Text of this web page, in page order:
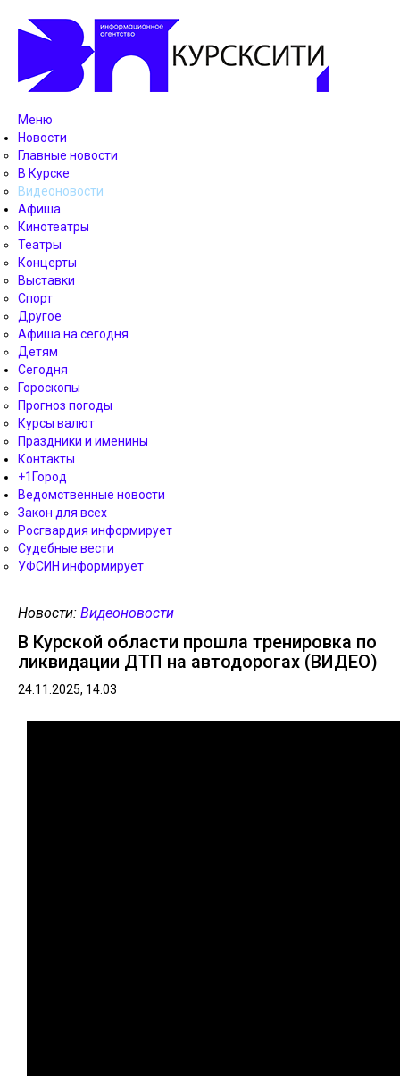
Меню
Новости
Главные новости
В Курске
Видеоновости
Афиша
Кинотеатры
Театры
Концерты
Выставки
Спорт
Другое
Афиша на сегодня
Детям
Сегодня
Гороскопы
Прогноз погоды
Курсы валют
Праздники и именины
Контакты
+1Город
Ведомственные новости
Закон для всех
Росгвардия информирует
Судебные вести
УФСИН информирует
Новости: Видеоновости
В Курской области прошла тренировка по
ликвидации ДТП на автодорогах (ВИДЕО)
24.11.2025, 14.03